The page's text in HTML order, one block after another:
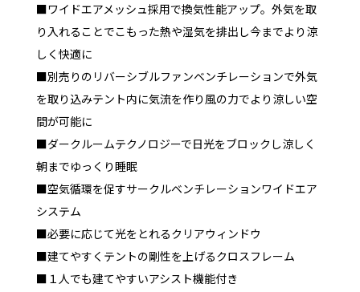
■ワイドエアメッシュ採用で換気性能アップ。外気を取
り入れることでこもった熱や湿気を排出し今までより涼
しく快適に
■別売りのリバーシブルファンベンチレーションで外気
を取り込みテント内に気流を作り風の力でより涼しい空
間が可能に
■ダークルームテクノロジーで日光をブロックし涼しく
朝までゆっくり睡眠
■空気循環を促すサークルベンチレーションワイドエア
システム
■必要に応じて光をとれるクリアウィンドウ
■建てやすくテントの剛性を上げるクロスフレーム
■１人でも建てやすいアシスト機能付き